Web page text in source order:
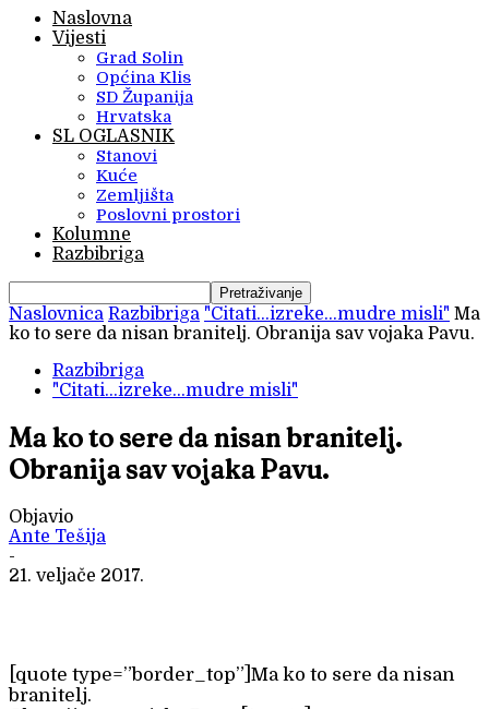
Naslovna
Vijesti
Grad Solin
Općina Klis
SD Županija
Hrvatska
SL OGLASNIK
Stanovi
Kuće
Zemljišta
Poslovni prostori
Kolumne
Razbibriga
Naslovnica Razbibriga "Citati...izreke...mudre misli" Ma
ko to sere da nisan branitelj. Obranija sav vojaka Pavu.
Razbibriga
"Citati...izreke...mudre misli"
Ma ko to sere da nisan branitelj.
Obranija sav vojaka Pavu.
Objavio
Ante Tešija
-
21. veljače 2017.
[quote type=”border_top”]Ma ko to sere da nisan
branitelj.